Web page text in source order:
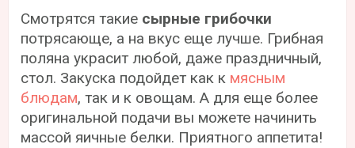
Смотрятся такие сырные грибочки
потрясающе, а на вкус еще лучше. Грибная
поляна украсит любой, даже праздничный,
стол. Закуска подойдет как к мясным
блюдам, так и к овощам. А для еще более
оригинальной подачи вы можете начинить
массой яичные белки. Приятного аппетита!